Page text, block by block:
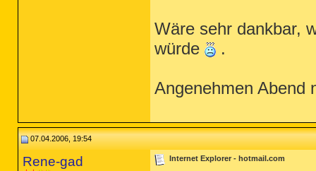
Wäre sehr dankbar,
würde
.
Angenehmen Abend
07.04.2006, 19:54
Rene-gad Internet Explorer - hotmail.com